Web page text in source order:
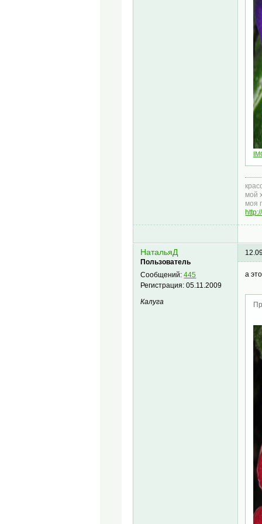
мой
моя
НатальяД
Пользователь
Сообщений:445
Регистрация:05.11.2009
Калуга
а